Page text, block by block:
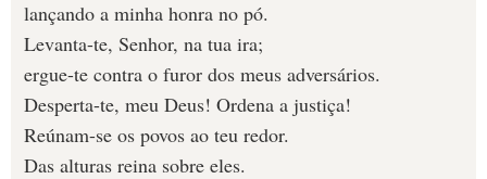
lançando a minha honra no pó.
Levanta-te, Senhor, na tua ira;
ergue-te contra o furor dos meus adversários.
Desperta-te, meu Deus! Ordena a justiça!
Reúnam-se os povos ao teu redor.
Das alturas reina sobre eles.